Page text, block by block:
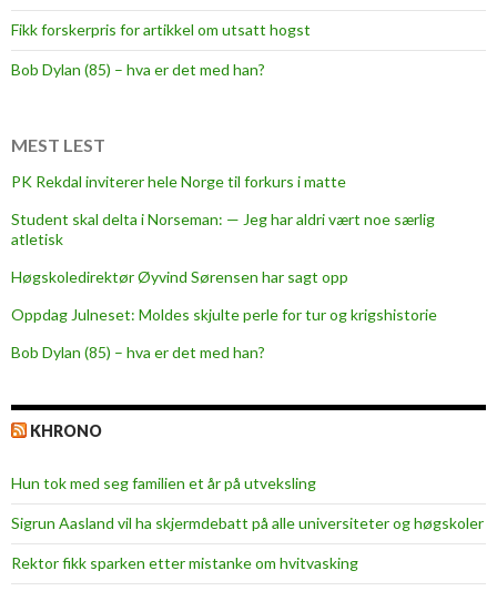
Fikk forskerpris for artikkel om utsatt hogst
Bob Dylan (85) – hva er det med han?
MEST LEST
PK Rekdal inviterer hele Norge til forkurs i matte
Student skal delta i Norseman: — Jeg har aldri vært noe særlig
atletisk
Høgskoledirektør Øyvind Sørensen har sagt opp
Oppdag Julneset: Moldes skjulte perle for tur og krigshistorie
Bob Dylan (85) – hva er det med han?
KHRONO
Hun tok med seg familien et år på utveksling
Sigrun Aasland vil ha skjerm­debatt på alle universiteter og høgskoler
Rektor fikk sparken etter mistanke om hvitvasking